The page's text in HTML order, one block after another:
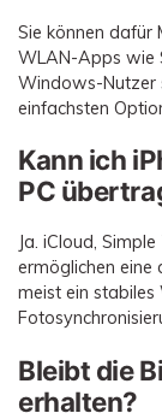
Sie können dafür
WLAN-Apps wie
Windows-Nutzer
einfachsten
Kann ich
PC
Ja. iCloud,
ermöglichen eine
meist ein
Bleibt die
erhalten?